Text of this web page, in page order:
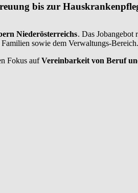
bis zur
Niederösterreichs. Das Jobangebot
sowie dem Verwaltungs-Bereich.
Fokus aufVereinbarkeit von Beruf